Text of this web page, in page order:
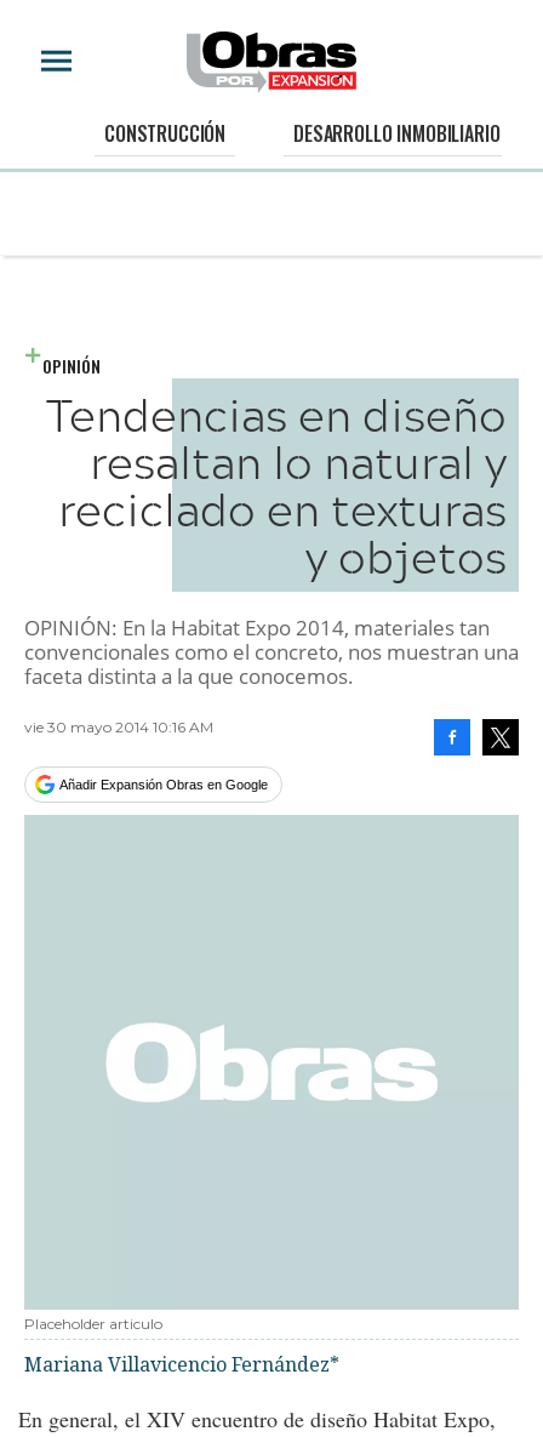
CONSTRUCCIÓN DESARROLLO INMOBILIARIO
OPINIÓN
Tendencias en diseño
resaltan lo natural y
reciclado en texturas
y objetos
OPINIÓN: En la Habitat Expo 2014, materiales tan
convencionales como el concreto, nos muestran una
faceta distinta a la que conocemos.
vie 30 mayo 2014 10:16 AM
Añadir Expansión Obras en Google
Placeholder articulo
Mariana Villavicencio Fernández*
En general, el XIV encuentro de diseño Habitat Expo,